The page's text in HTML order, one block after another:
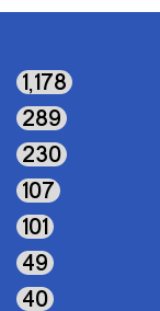
1٬178
289
230
107
101
49
40